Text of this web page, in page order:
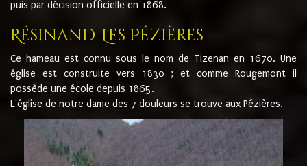
puis par décision officielle en 1868.
Résinand-Les Pézières
Ce hameau est connu sous le nom de Tizenan en 1670. Une
église est construite vers 1830 ; et comme Rougemont il
possède une école depuis 1865.
L'église de notre dame des 7 douleurs se trouve aux Pézières.